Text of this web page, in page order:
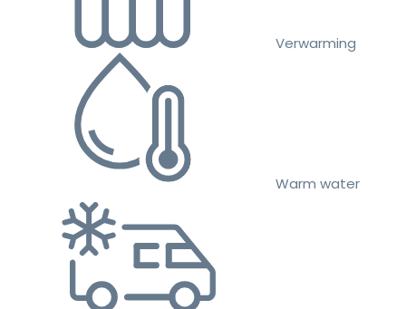
Verwarming
Warm water